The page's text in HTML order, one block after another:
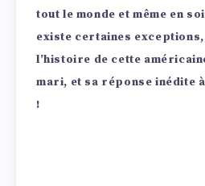
tout le monde et même en
existe certaines
l’histoire de cette
mari, et sa réponse inédite
!